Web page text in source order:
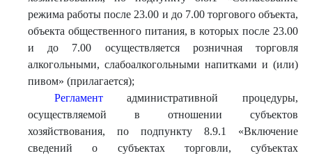
режима работы после 23.00 и до 7.00 торгового объекта,
объекта общественного питания, в которых после 23.00
и до 7.00 осуществляется розничная торговля
алкогольными, слабоалкогольными напитками и (или)
пивом» (прилагается);
Регламентадминистративной процедуры,
осуществляемой в отношении субъектов
хозяйствования, по подпункту 8.9.1 «Включение
сведений о субъектах торговли, субъектах